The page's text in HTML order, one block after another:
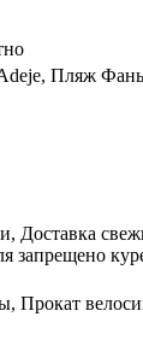
Пляж
Доставка
запрещено